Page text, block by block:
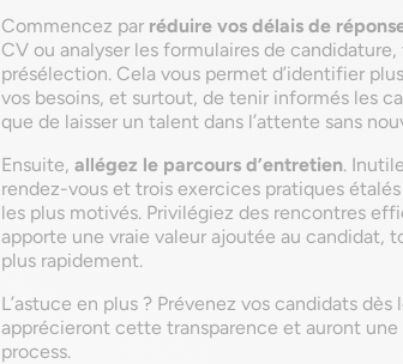
Commencez par réduire vos délais de
CV ou analyser les formulaires de
présélection. Cela vous permet d’identifier
vos besoins, et surtout, de tenir informés les
que de laisser un talent dans l’attente sans
Ensuite, allégez le parcours d’entretien.
rendez-vous et trois exercices pratiques
les plus motivés. Privilégiez des rencontres
apporte une vraie valeur ajoutée au candidat,
plus rapidement.
L’astuce en plus ? Prévenez vos candidats
apprécieront cette transparence et auront
process.